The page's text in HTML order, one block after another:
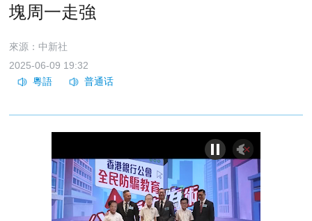
塊周一走強
來源：中新社
2025-06-09 19:32